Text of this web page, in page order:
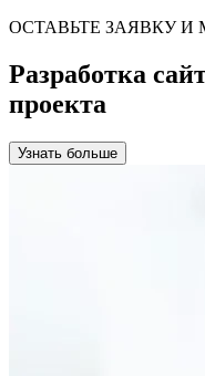
ОСТАВЬТЕ ЗАЯВКУ
Разработка
проекта
Узнать больше